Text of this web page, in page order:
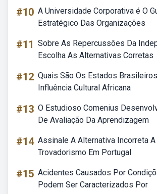
#10 A Universidade Corporativa é O
Estratégico Das Organizações
#11 Sobre As Repercussões Da
Escolha As Alternativas Corretas
#12 Quais São Os Estados
Influência Cultural Africana
#13 O Estudioso Comenius
De Avaliação Da Aprendizagem
#14 Assinale A Alternativa Incorreta
Trovadorismo Em Portugal
#15 Acidentes Causados Por
Podem Ser Caracterizados Por